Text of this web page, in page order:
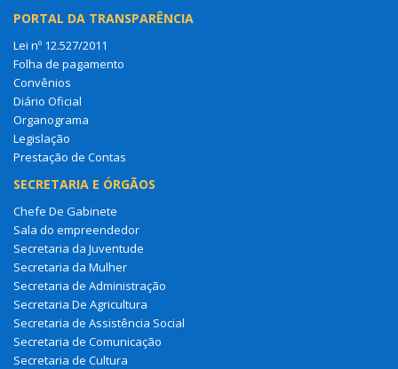
PORTAL DA TRANSPARÊNCIA
Lei nº 12.527/2011
Folha de pagamento
Convênios
Diário Oficial
Organograma
Legislação
Prestação de Contas
SECRETARIA E ÓRGÃOS
Chefe De Gabinete
Sala do empreendedor
Secretaria da Juventude
Secretaria da Mulher
Secretaria de Administração
Secretaria De Agricultura
Secretaria de Assistência Social
Secretaria de Comunicação
Secretaria de Cultura